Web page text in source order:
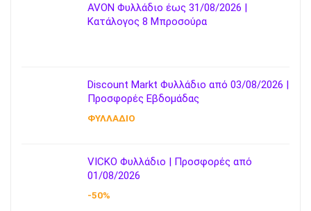
AVON Φυλλάδιο έως 31/08/2026 |
Κατάλογος 8 Μπροσούρα
Discount Markt Φυλλάδιο από 03/08/2026 |
Προσφορές Εβδομάδας
ΦΥΛΛΑΔΙΟ
VICKO Φυλλάδιο | Προσφορές από
01/08/2026
-50%